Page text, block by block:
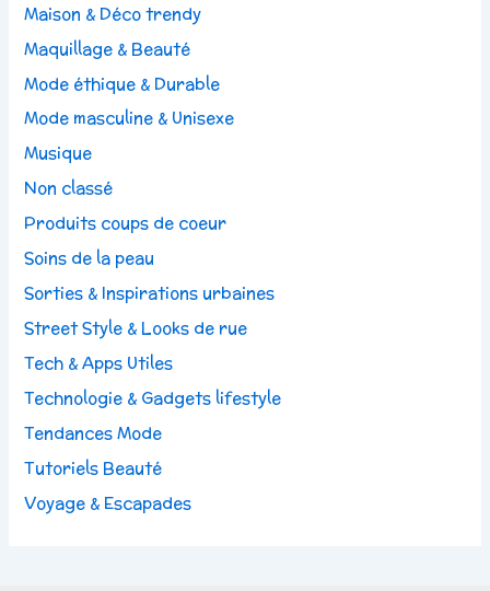
Maison & Déco trendy
Maquillage & Beauté
Mode éthique & Durable
Mode masculine & Unisexe
Musique
Non classé
Produits coups de coeur
Soins de la peau
Sorties & Inspirations urbaines
Street Style & Looks de rue
Tech & Apps Utiles
Technologie & Gadgets lifestyle
Tendances Mode
Tutoriels Beauté
Voyage & Escapades